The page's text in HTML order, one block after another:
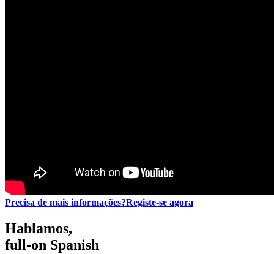
Precisa de mais informações?Registe-se agora
Hablamos,
full-on Spanish